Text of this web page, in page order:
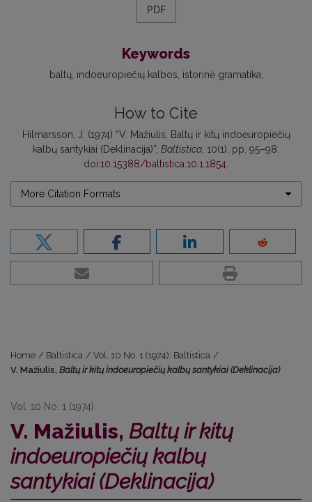
PDF
Keywords
baltų indoeuropiečių kalbos istorinė gramatika
How to Cite
Hilmarsson, J. (1974) “V. Mažiulis, Baltų ir kitų indoeuropiečių
kalbų santykiai (Deklinacija)”, Baltistica , 10(1), pp. 95–98.
doi:10.15388/baltistica.10.1.1854
More Citation Formats
Home / Baltistica / Vol. 10 No. 1 (1974): Baltistica /
V. Mažiulis, Baltų ir kitų indoeuropiečių kalbų santykiai (Deklinacija)
Vol. 10 No. 1 (1974)
V. Mažiulis, Baltų ir kitų
indoeuropiečių kalbų
santykiai (Deklinacija)